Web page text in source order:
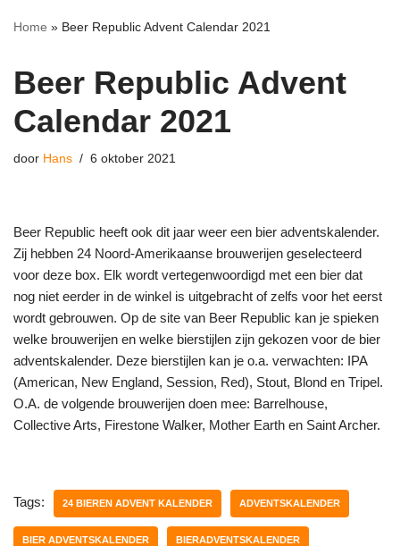
Home » Beer Republic Advent Calendar 2021
Beer Republic Advent
Calendar 2021
door Hans 6 oktober 2021
Beer Republic heeft ook dit jaar weer een bier adventskalender.
Zij hebben 24 Noord-Amerikaanse brouwerijen geselecteerd
voor deze box. Elk wordt vertegenwoordigd met een bier dat
nog niet eerder in de winkel is uitgebracht of zelfs voor het eerst
wordt gebrouwen. Op de site van Beer Republic kan je spieken
welke brouwerijen en welke bierstijlen zijn gekozen voor de bier
adventskalender. Deze bierstijlen kan je o.a. verwachten: IPA
(American, New England, Session, Red), Stout, Blond en Tripel.
O.A. de volgende brouwerijen doen mee: Barrelhouse,
Collective Arts, Firestone Walker, Mother Earth en Saint Archer.
Tags: 24 BIEREN ADVENT KALENDER ADVENTSKALENDER
BIER ADVENTSKALENDER BIERADVENTSKALENDER